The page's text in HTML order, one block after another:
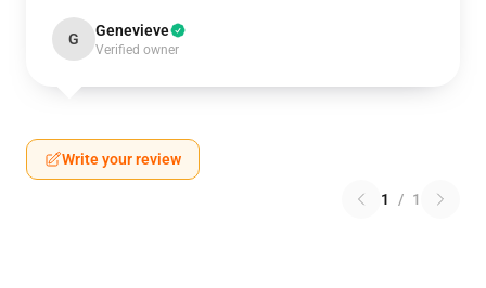
G Genevieve
Verified owner
Write your review
1 / 1